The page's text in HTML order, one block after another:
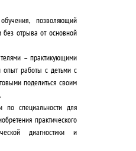
, позволяющий
отрыва от основной
– практикующими
работы с детьми с
поделиться своим
по специальности для
практического
диагностики и